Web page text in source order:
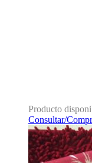
Producto
Consultar/